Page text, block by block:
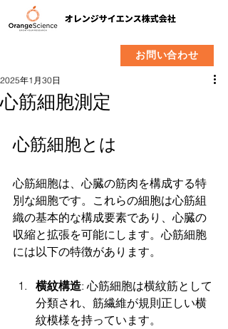
お問い合わせ
心筋細胞測定
2025年1月30日
心筋細胞とは
心筋細胞は、心臓の筋肉を構成する特
別な細胞です。これらの細胞は心筋組
織の基本的な構成要素であり、心臓の
収縮と拡張を可能にします。心筋細胞
には以下の特徴があります。
横紋構造: 心筋細胞は横紋筋として
分類され、筋繊維が規則正しい横
紋模様を持っています。